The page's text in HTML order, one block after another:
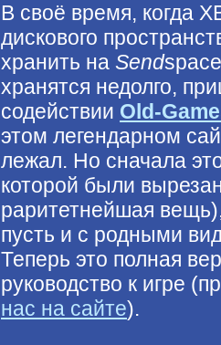
В своё время, когда
дискового
хранить на Send
хранятся недолго,
содействии Old-
этом легендарном
лежал. Но сначала
которой были
раритетнейшая
пусть и с родными
Теперь это полная
руководство к игре
нас на сайте).